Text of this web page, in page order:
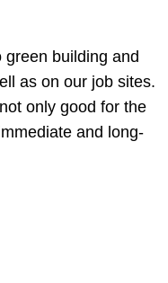
building and
as on our job sites.
only good for the
and long-